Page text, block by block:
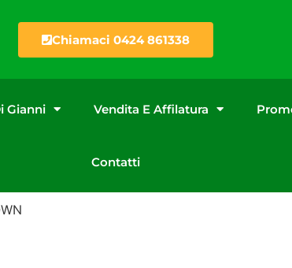
Chiamaci 0424 861338
Gianni Vendita E Affilatura
Contatti